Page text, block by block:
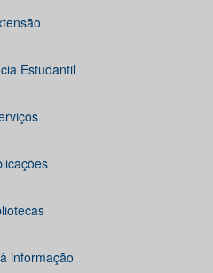
Estudantil
informação